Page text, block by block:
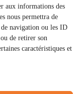
aux informations des
nous permettra de
navigation ou les ID
de retirer son
caractéristiques et